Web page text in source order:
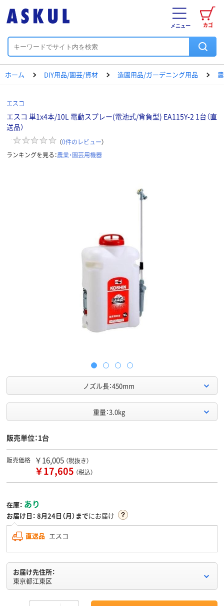
カゴ
メニュー
ホーム DIY用品/園芸/資材 造園用品/ガーデニング用品
エスコ
エスコ 単1x4本/10L 電動スプレー(電池式/背負型) EA115Y-2 1台（直
送品）
（0件のレビュー）
ランキングを見る：農業・園芸用機器
ノズル長：450mm
重量：3.0kg
販売単位：1台
販売価格 ￥16,005 （税抜き）
￥17,605 （税込）
在庫： あり
お届け日： 8月24日（月）までにお届け
直送品 エスコ
お届け先住所：
東京都江東区